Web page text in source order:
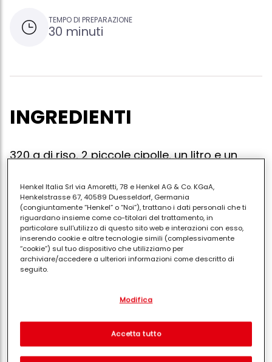
TEMPO DI PREPARAZIONE
30 minuti
INGREDIENTI
320 g di riso, 2 piccole cipolle, un litro e un
pompelmi + un pompelmo tagliato a vivo per
la decorazione finale, olio extra vergine d'oliva,
un cucchiaio di prezzemolo tritato, lievito in
scaglie, sale, pepe rosa o pepe lungo
macinato al momento
Il risotto al pompelmo e fresco e ha un sapore
Affetta al velo le cipolle e falle rosolare in 3 cucchiai
d'olio. Unisci il riso, fallo tostare, bagnalo con il succo
Henkel Italia Srl via Amoretti, 78 e Henkel AG & Co. KGaA,
Henkelstrasse 67, 40589 Duesseldorf, Germania
(congiuntamente “Henkel” o “Noi”), trattano i dati personali che ti
riguardano insieme come co-titolari del trattamento, in
particolare sull'utilizzo di questo sito web e interazioni con esso,
inserendo cookie e altre tecnologie simili (complessivamente
“cookie”) sul tuo dispositivo che utilizziamo per
archiviare/accedere a ulteriori informazioni come descritto di
seguito.
separati o co-titolari come indicato nella nostra Informativa sulla
pixel, impronte digitali e tecnologie simili" utilizzeremo anche
cookie ed elaboreremo i dati relativi a te per
Modifica
Accetta tutto